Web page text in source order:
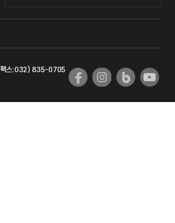
교수회
국제교류과
팩스:032) 835-0705